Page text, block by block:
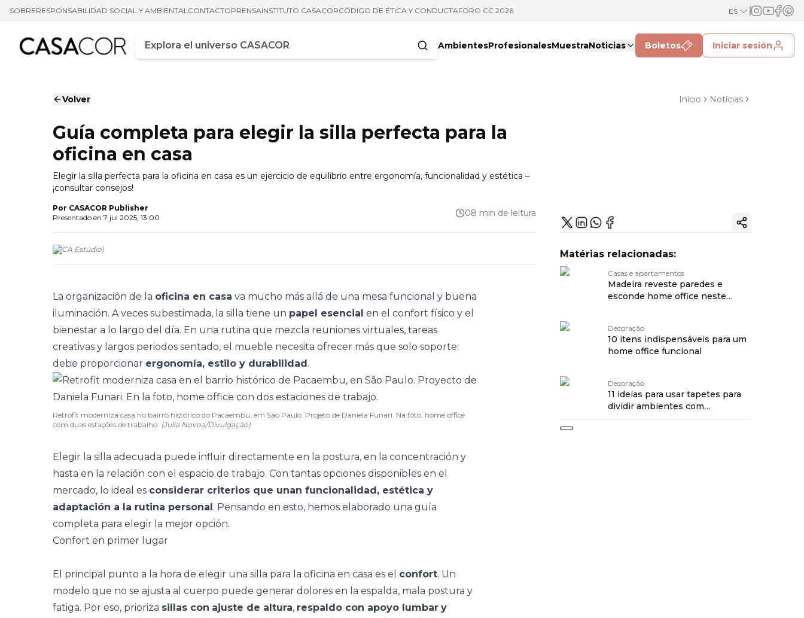
SOBRERESPONSABILIDAD SOCIAL Y AMBIENTALCONTACTOPRENSAINSTITUTO CASACORCÓDIGO DE ÉTICA Y CONDUCTAFORO CC 2026 ES
Campo de busca
Ingrese al menos tres caracteres
AmbientesProfesionalesMuestraNoticias Boletos Iniciar sesión
Volver Início Notícias
Guía completa para elegir la silla perfecta para la
oficina en casa
Elegir la silla perfecta para la oficina en casa es un ejercicio de equilibrio entre ergonomía, funcionalidad y estética –
¡consultar consejos!
Por CASACOR Publisher
Presentado en 7 jul 2025, 13:00 08 min de leitura
(MCA Estúdio)
La organización de la oficina en casa va mucho más allá de una mesa funcional y buena
iluminación. A veces subestimada, la silla tiene un papel esencial en el confort físico y el
bienestar a lo largo del día. En una rutina que mezcla reuniones virtuales, tareas
creativas y largos periodos sentado, el mueble necesita ofrecer más que solo soporte:
debe proporcionar ergonomía, estilo y durabilidad.
Retrofit moderniza casa no bairro histórico do Pacaembu, em São Paulo. Projeto de Daniela Funari. Na foto, home office
com duas estações de trabalho. (Julia Novoa/Divulgação)
Elegir la silla adecuada puede influir directamente en la postura, en la concentración y
hasta en la relación con el espacio de trabajo. Con tantas opciones disponibles en el
mercado, lo ideal es considerar criterios que unan funcionalidad, estética y
adaptación a la rutina personal. Pensando en esto, hemos elaborado una guía
completa para elegir la mejor opción.
Confort en primer lugar
El principal punto a la hora de elegir una silla para la oficina en casa es el confort. Un
modelo que no se ajusta al cuerpo puede generar dolores en la espalda, mala postura y
fatiga. Por eso, prioriza sillas con ajuste de altura, respaldo con apoyo lumbar y
Copiar enlace
Matérias relacionadas:
Casas e apartamentos
Madeira reveste paredes e
esconde home office neste
Decoração
10 itens indispensáveis para um
home office funcional
Decoração
11 ideias para usar tapetes para
dividir ambientes com
sofisticação